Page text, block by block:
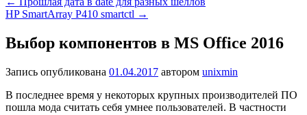
HP SmartArray P410 smartctl →
Выбор компонентов в MS Office 2016
Запись опубликована 01.04.2017 автором unixmin
В последнее время у некоторых крупных производителей ПО
пошла мода считать себя умнее пользователей. В частности